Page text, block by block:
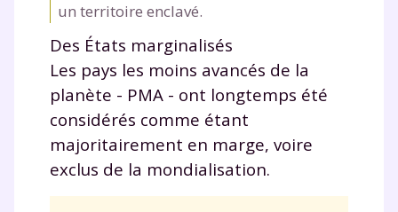
un territoire enclavé.
Des États marginalisés
Les pays les moins avancés de la
planète - PMA - ont longtemps été
considérés comme étant
majoritairement en marge, voire
exclus de la mondialisation.
consulternotre charte.